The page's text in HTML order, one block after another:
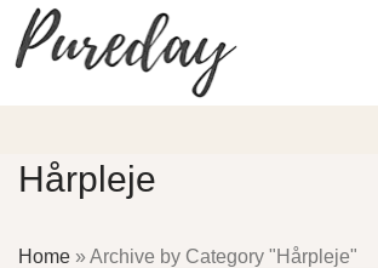
Hårpleje
Home »Archive by Category "Hårpleje"